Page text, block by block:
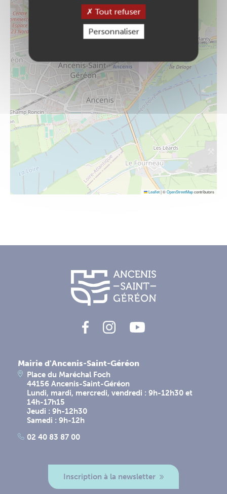
Leaflet|©OpenStreetMapcontributors
Mairie d'Ancenis-Saint-Géréon
Place du Maréchal Foch
44156 Ancenis-Saint-Géréon
Lundi, mardi, mercredi, vendredi : 9h-12h30 et
14h-17h15
Jeudi : 9h-12h30
Samedi : 9h-12h
02 40 83 87 00
Inscription à la newsletter
Tout refuser
Personnaliser